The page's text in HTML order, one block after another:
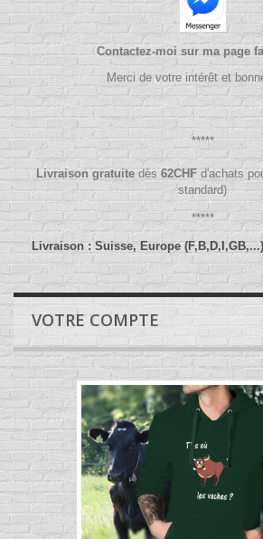
Contactez-moi sur ma page
Merci de votre intérêt et
*****
Livraison gratuitedès62CHFd'achats
standard)
*****
Livraison : Suisse, Europe
VOTRE COMPTE